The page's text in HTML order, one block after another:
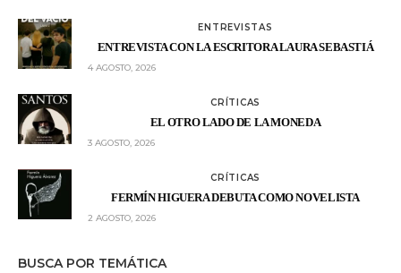
ENTREVISTAS
ENTREVISTA CON LA ESCRITORA LAURA SEBASTIÁ
4 AGOSTO, 2026
CRÍTICAS
EL OTRO LADO DE LA MONEDA
3 AGOSTO, 2026
CRÍTICAS
FERMÍN HIGUERA DEBUTA COMO NOVELISTA
2 AGOSTO, 2026
BUSCA POR TEMÁTICA